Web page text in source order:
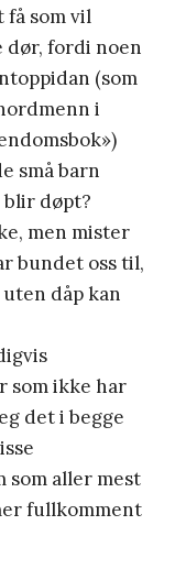
som vil
dør, fordi noen
(som
i
små barn
døpt?
men mister
bundet oss til,
uten dåp kan
som ikke har
det i begge
som aller mest
fullkomment